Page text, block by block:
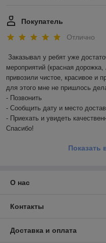
Покупатель
Отлично
Заказывал у ребят уже
мероприятий (красная
привозили чистое, красивое и
для этого мне не пришлось
- Позвонить
- Сообщить дату и место
- Приехать и увидеть
Спасибо!
Показать
О нас
Контакты
Доставка и оплата